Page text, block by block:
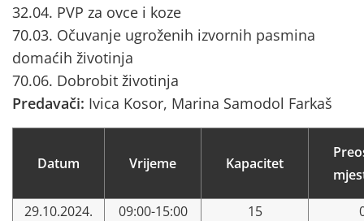
32.04. PVP za ovce i koze
70.03. Očuvanje ugroženih izvornih pasmina
domaćih životinja
70.06. Dobrobit životinja
Predavači: Ivica Kosor, Marina Samodol Farkaš
Datum Vrijeme Kapacitet
29.10.2024. 09:00-15:00 15